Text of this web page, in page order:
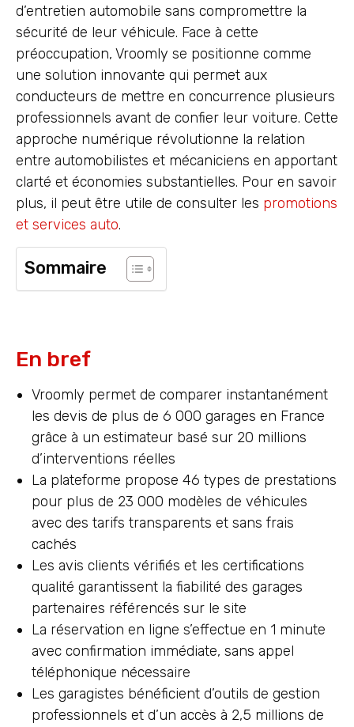
d’entretien automobile sans compromettre la
sécurité de leur véhicule. Face à cette
préoccupation, Vroomly se positionne comme
une solution innovante qui permet aux
conducteurs de mettre en concurrence plusieurs
professionnels avant de confier leur voiture. Cette
approche numérique révolutionne la relation
entre automobilistes et mécaniciens en apportant
clarté et économies substantielles. Pour en savoir
plus, il peut être utile de consulter les promotions
et services auto.
Sommaire
En bref
Vroomly permet de comparer instantanément
les devis de plus de 6 000 garages en France
grâce à un estimateur basé sur 20 millions
d’interventions réelles
La plateforme propose 46 types de prestations
pour plus de 23 000 modèles de véhicules
avec des tarifs transparents et sans frais
cachés
Les avis clients vérifiés et les certifications
qualité garantissent la fiabilité des garages
partenaires référencés sur le site
La réservation en ligne s’effectue en 1 minute
avec confirmation immédiate, sans appel
téléphonique nécessaire
Les garagistes bénéficient d’outils de gestion
professionnels et d’un accès à 2,5 millions de